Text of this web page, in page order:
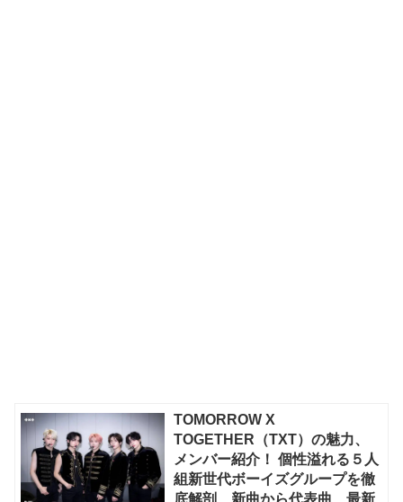
TOMORROW X
TOGETHER（TXT）の魅力、
メンバー紹介！ 個性溢れる５人
組新世代ボーイズグループを徹
底解剖、新曲から代表曲、最新